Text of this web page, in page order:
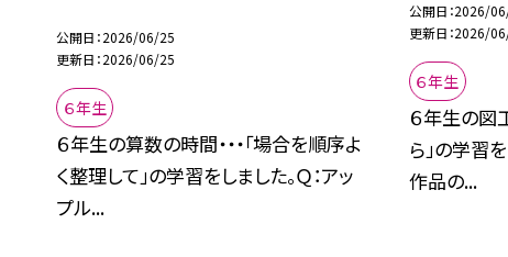
公開日 2026/06/25
更新日 2026/06/25
６年生
６年生の算数の時間・・・「場合を順序よ
く整理して」の学習をしました。Ｑ：アッ
プル...
公開日 2026/
更新日 2026/
６年生
６年生の図
ら」の学習
作品の...